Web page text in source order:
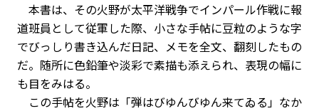
本書は、その火野が太平洋戦争でインパール作戦に報
道班員として従軍した際、小さな手帖に豆粒のような字
でびっしり書き込んだ日記、メモを全文、翻刻したもの
だ。随所に色鉛筆や淡彩で素描も添えられ、表現の幅に
も目をみはる。
この手帖を火野は「弾はびゆんびゆん来てゐる」なか